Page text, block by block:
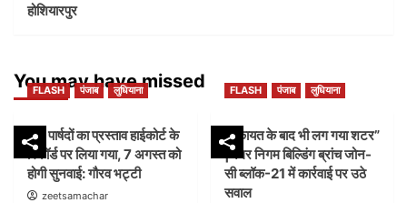
होशियारपुर
You may have missed
FLASH पंजाब लुधियाना
45 पार्षदों का प्रस्ताव हाईकोर्ट के
रिकॉर्ड पर लिया गया, 7 अगस्त को
होगी सुनवाई: गौरव भट्टी
zeetsamachar
FLASH पंजाब लुधियाना
शिकायत के बाद भी लग गया शटर”
|नगर निगम बिल्डिंग ब्रांच जोन-
सी ब्लॉक-21 में कार्रवाई पर उठे
सवाल